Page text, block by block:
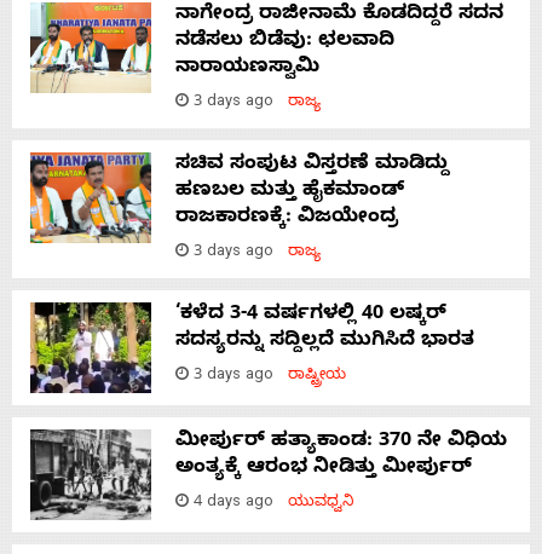
ನಾಗೇಂದ್ರ ರಾಜೀನಾಮೆ ಕೊಡದಿದ್ದರೆ ಸದನ
ನಡೆಸಲು ಬಿಡೆವು: ಛಲವಾದಿ
ನಾರಾಯಣಸ್ವಾಮಿ
3 days ago ರಾಜ್ಯ
ಸಚಿವ ಸಂಪುಟ ವಿಸ್ತರಣೆ ಮಾಡಿದ್ದು
ಹಣಬಲ ಮತ್ತು ಹೈಕಮಾಂಡ್
ರಾಜಕಾರಣಕ್ಕೆ: ವಿಜಯೇಂದ್ರ
3 days ago ರಾಜ್ಯ
‘ಕಳೆದ 3-4 ವರ್ಷಗಳಲ್ಲಿ 40 ಲಷ್ಕರ್
ಸದಸ್ಯರನ್ನು ಸದ್ದಿಲ್ಲದೆ ಮುಗಿಸಿದೆ ಭಾರತ
3 days ago ರಾಷ್ಟ್ರೀಯ
ಮೀರ್ಪುರ್ ಹತ್ಯಾಕಾಂಡ: 370 ನೇ ವಿಧಿಯ
ಅಂತ್ಯಕ್ಕೆ ಆರಂಭ ನೀಡಿತ್ತು ಮೀರ್ಪುರ್
4 days ago ಯುವಧ್ವನಿ